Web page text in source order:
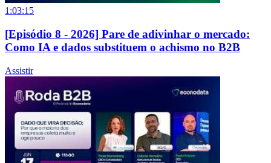
1:03:15
[Episódio 8 - 2026] Pare de adivinhar o mercado:
Como IA e dados substituem o achismo no B2B
Assistir